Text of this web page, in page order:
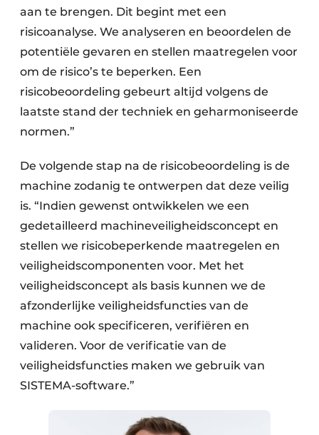
aan te brengen. Dit begint met een
risicoanalyse. We analyseren en beoordelen de
potentiële gevaren en stellen maatregelen voor
om de risico’s te beperken. Een
risicobeoordeling gebeurt altijd volgens de
laatste stand der techniek en geharmoniseerde
normen.”
De volgende stap na de risicobeoordeling is de
machine zodanig te ontwerpen dat deze veilig
is. “Indien gewenst ontwikkelen we een
gedetailleerd machineveiligheidsconcept en
stellen we risicobeperkende maatregelen en
veiligheidscomponenten voor. Met het
veiligheidsconcept als basis kunnen we de
afzonderlijke veiligheidsfuncties van de
machine ook specificeren, verifiëren en
valideren. Voor de verificatie van de
veiligheidsfuncties maken we gebruik van
SISTEMA-software.”